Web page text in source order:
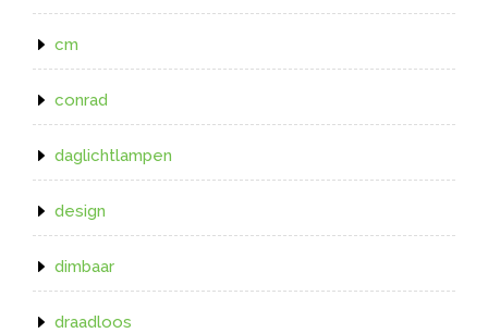
cm
conrad
daglichtlampen
design
dimbaar
draadloos